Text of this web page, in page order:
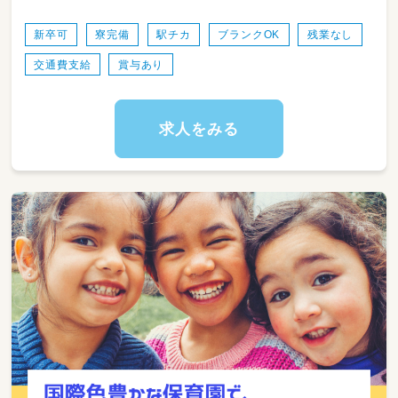
シフト制
1）08:00～17:00
2）09:00～18:00
※他時間帯シフトの可能性あり
＊外国籍の先生や聴こえてくる他言語に
＊職員同士仲良く、働きやすい環境です！
＊横浜中華街から徒歩圏内で観光地にすぐ行け
る距離なので
お仕事が休みの日も勤務前後も楽しくお過ごし
いただけます♪
＊反対側に向かえば、異人館やレトロな街並み
が
並んでおり、非現実的な毎日をお過ごしいただ
けます♪
以前はお子さんを預けながら働いている職員も
いました☆彡
新卒可 寮完備 駅チカ ブランクOK 残業なし
交通費支給 賞与あり
求人をみる